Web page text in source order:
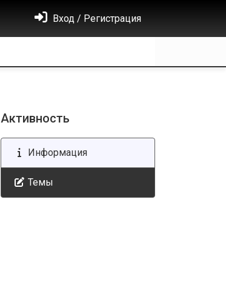
Вход / Регистрация
Активность
Информация
Темы